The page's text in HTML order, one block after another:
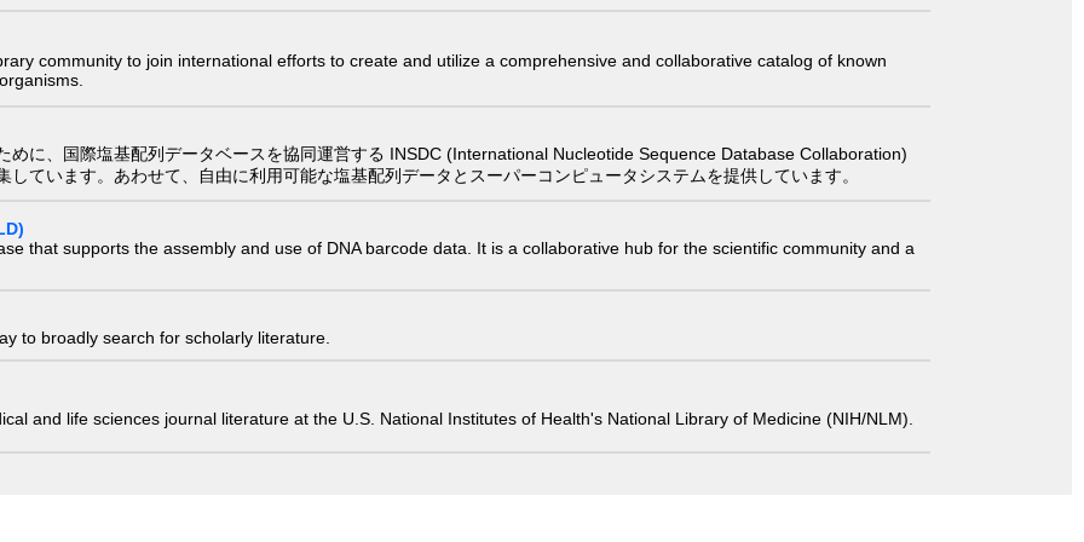
community to join international efforts to create and utilize a comprehensive and collaborative catalog of known
めに、国際塩基配列データベースを協同運営する INSDC (International Nucleotide Sequence Database Collaboration)
ています。あわせて、自由に利用可能な塩基配列データとスーパーコンピュータシステムを提供しています。
that supports the assembly and use of DNA barcode data. It is a collaborative hub for the scientific community and a
to broadly search for scholarly literature.
and life sciences journal literature at the U.S. National Institutes of Health's National Library of Medicine (NIH/NLM).